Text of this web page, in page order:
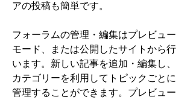
アの投稿も簡単です。
フォーラムの管理・編集はプレビュー
モード、または公開したサイトから行
います。新しい記事を追加・編集し、
カテゴリーを利用してトピックごとに
管理することができます。プレビュー